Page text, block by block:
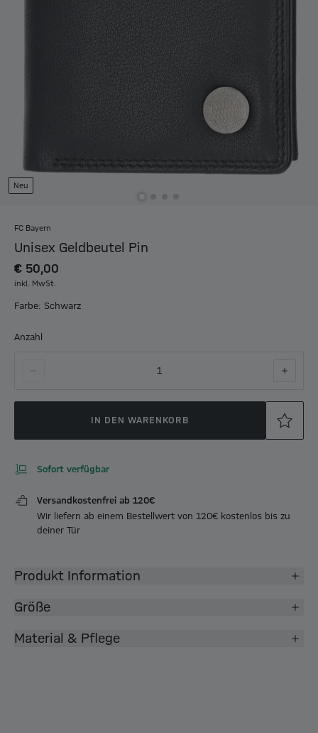
Neu
FC Bayern
Unisex Geldbeutel Pin
€ 50,00
inkl. MwSt.
Farbe: Schwarz
Anzahl
1
IN DEN WARENKORB
Sofort verfügbar
Versandkostenfrei ab 120€
Wir liefern ab einem Bestellwert von 120€ kostenlos bis zu
deiner Tür
Produkt Information
Größe
Material & Pflege